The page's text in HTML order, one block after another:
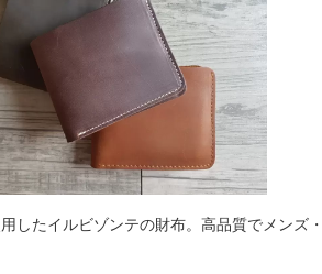
したイルビゾンテの財布。高品質でメンズ